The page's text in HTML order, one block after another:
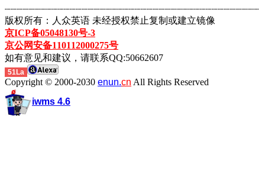
┈┈┈┈┈┈┈┈┈┈┈┈┈┈┈┈┈┈┈┈┈┈┈┈┈┈┈┈┈┈┈┈┈┈┈┈┈┈┈┈┈┈┈
版权所有：人众英语 未经授权禁止复制或建立镜像
京ICP备05048130号-3
京公网安备110112000275号
如有意见和建议，请联系QQ:50662607
51La
Copyright © 2000-2030 enun.cn All Rights Reserved
iwms 4.6